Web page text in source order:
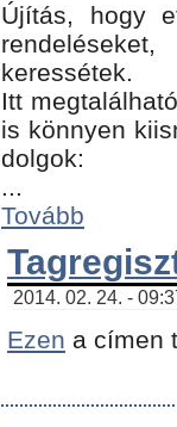
Újítás, hogy
keressétek.
Itt
is könnyen
dolgok:
...
Tovább
2014. 02. 24. -
Ezen a címen